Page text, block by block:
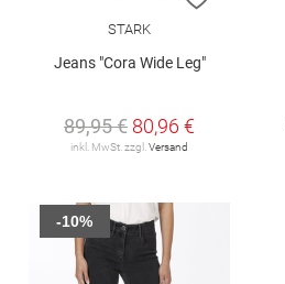
STARK
Jeans "Cora Wide Leg"
89,95 € 80,96 €
inkl. MwSt. zzgl. Versand
-10%